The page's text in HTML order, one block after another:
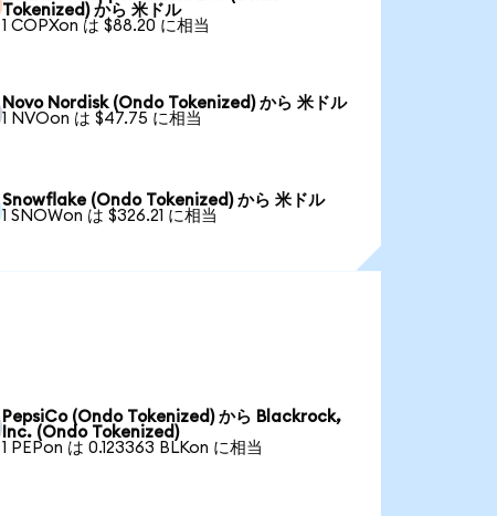
Tokenized) から 米ドル
1 COPXon は $88.20 に相当
Novo Nordisk (Ondo Tokenized) から 米ドル
1 NVOon は $47.75 に相当
Snowflake (Ondo Tokenized) から 米ドル
1 SNOWon は $326.21 に相当
PepsiCo (Ondo Tokenized) から Blackrock,
Inc. (Ondo Tokenized)
1 PEPon は 0.123363 BLKon に相当